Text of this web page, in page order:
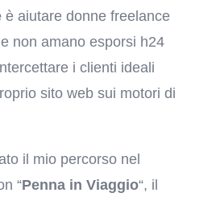
è aiutare donne freelance
non amano esporsi h24
i clienti ideali
sito web sui motori di
il mio percorso nel
“Penna in Viaggio“, il